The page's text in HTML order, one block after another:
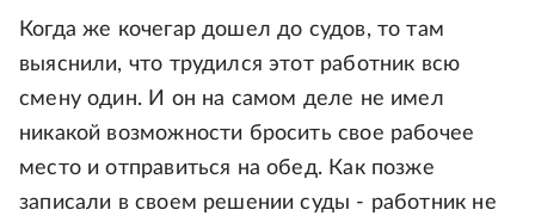
Когда же кочегар дошел до судов, то там
выяснили, что трудился этот работник всю
смену один. И он на самом деле не имел
никакой возможности бросить свое рабочее
место и отправиться на обед. Как позже
записали в своем решении суды - работник не